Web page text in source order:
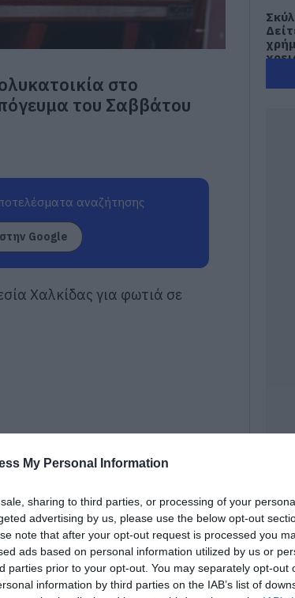
My Personal Information
sharing to third parties, or processing of your
advertising by us, please use the below opt-out
note that after your opt-out request is processed you
ads based on personal information utilized by us or
parties prior to your opt-out. You may separately opt-out
information by third parties on the IAB’s list of
στο
του Σαββάτου
αναζήτησης
Google
Χαλκίδας για φωτιά σε
η πυρκαγιά εκδηλώθηκε